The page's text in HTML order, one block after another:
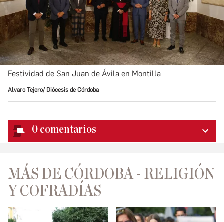
Festividad de San Juan de Ávila en Montilla
Alvaro Tejero/ Diócesis de Córdoba
0 comentarios
MÁS DE CÓRDOBA - RELIGIÓN
Y COFRADÍAS